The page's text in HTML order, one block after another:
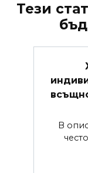
Тези
В